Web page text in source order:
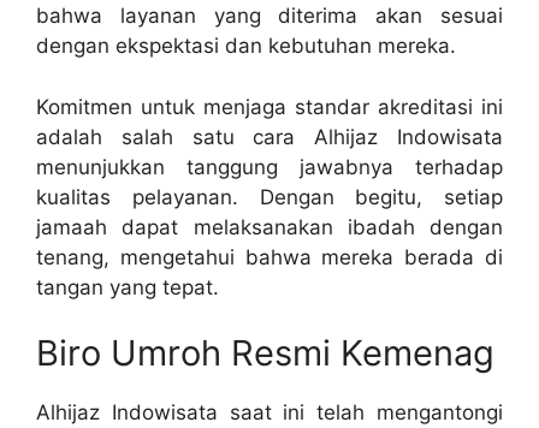
bahwa layanan yang diterima akan sesuai
dengan ekspektasi dan kebutuhan mereka.
Komitmen untuk menjaga standar akreditasi ini
adalah salah satu cara Alhijaz Indowisata
menunjukkan tanggung jawabnya terhadap
kualitas pelayanan. Dengan begitu, setiap
jamaah dapat melaksanakan ibadah dengan
tenang, mengetahui bahwa mereka berada di
tangan yang tepat.
Biro Umroh Resmi Kemenag
Alhijaz Indowisata saat ini telah mengantongi